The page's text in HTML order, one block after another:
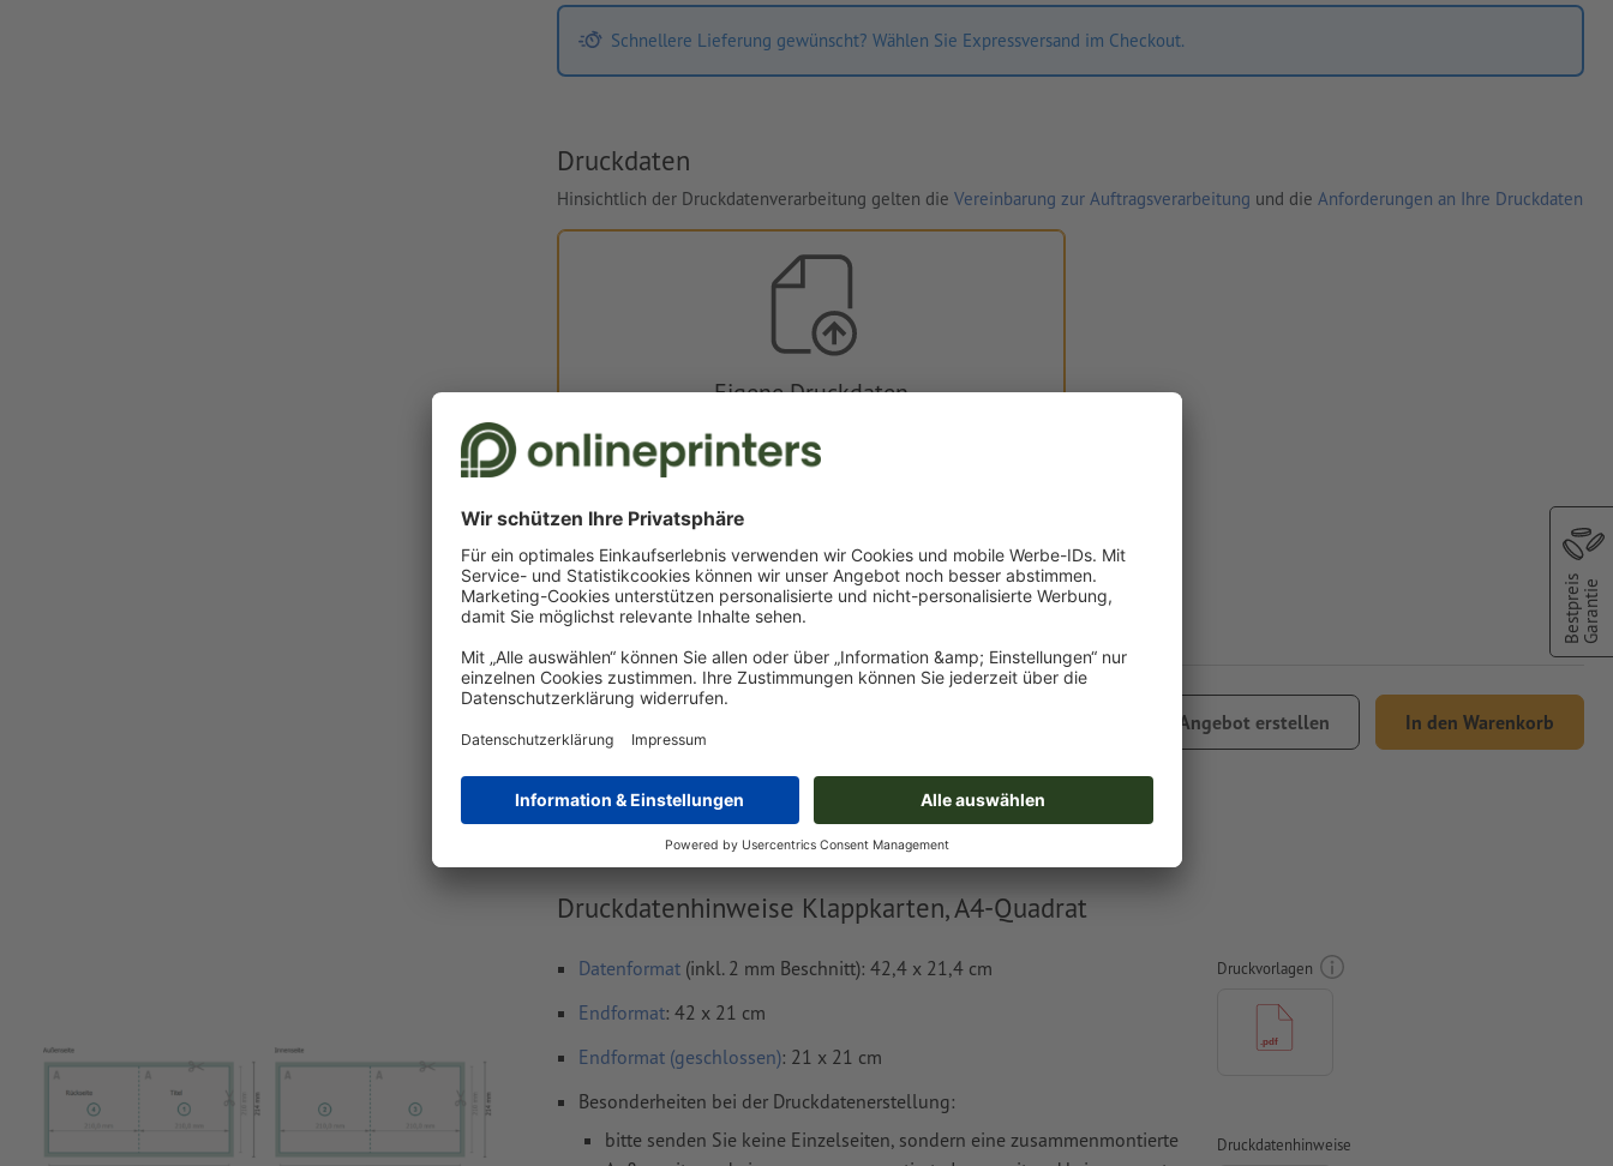
Schnellere Lieferung gewünscht? Wählen Sie Expressversand im Checkout.
Druckdaten
Hinsichtlich der Druckdatenverarbeitung gelten die Vereinbarung zur Auftragsverarbeitung und die Anforderungen an Ihre Druckdaten
Eigene Druckdaten
Sie können Ihre Druckdaten vor oder nach dem Kauf
Jetzt hochladen
Angebot erstellen In den Warenkorb
Lieferung ca.:
Di, 18. Aug.
Gewicht: ca.211,7 g
Druckdatenhinweise Klappkarten, A4-Quadrat
Datenformat (inkl. 2 mm Beschnitt): 42,4 x 21,4 cm
Endformat: 42 x 21 cm
Endformat (geschlossen): 21 x 21 cm
Besonderheiten bei der Druckdatenerstellung:
bitte senden Sie keine Einzelseiten, sondern eine zusammenmontierte
Druckvorlagen
Druckdatenhinweise
BestpreisGarantie